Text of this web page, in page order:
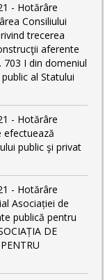
- Hotărâre
Consiliului
trecerea
aferente
703 I din domeniul
al Statului
- Hotărâre
efectuează
public şi privat
- Hotărâre
Asociației de
publică pentru
DE